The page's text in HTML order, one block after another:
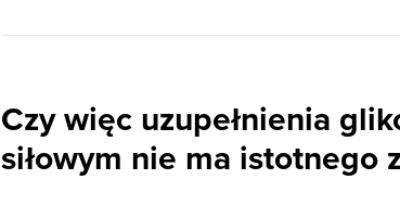
Czy więc uzupełnienia
siłowym nie ma istotnego